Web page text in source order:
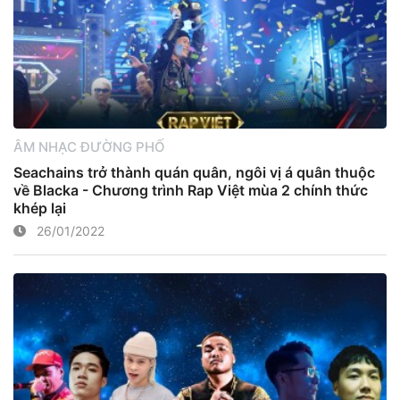
ÂM NHẠC ĐƯỜNG PHỐ
Seachains trở thành quán quân, ngôi vị á quân thuộc
về Blacka - Chương trình Rap Việt mùa 2 chính thức
khép lại
26/01/2022